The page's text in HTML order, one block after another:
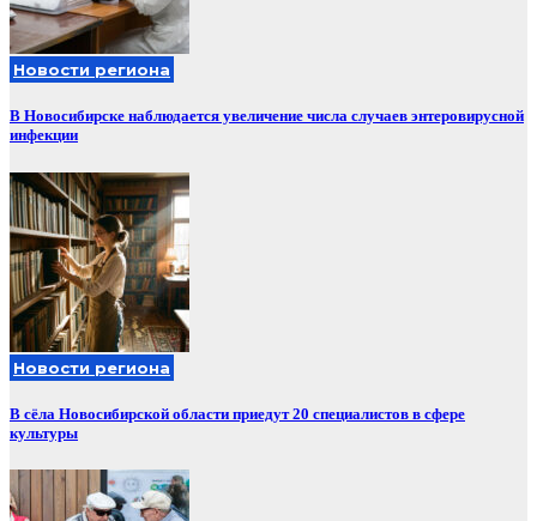
Новости региона
В Новосибирске наблюдается увеличение числа случаев энтеровирусной
инфекции
Новости региона
В сёла Новосибирской области приедут 20 специалистов в сфере
культуры